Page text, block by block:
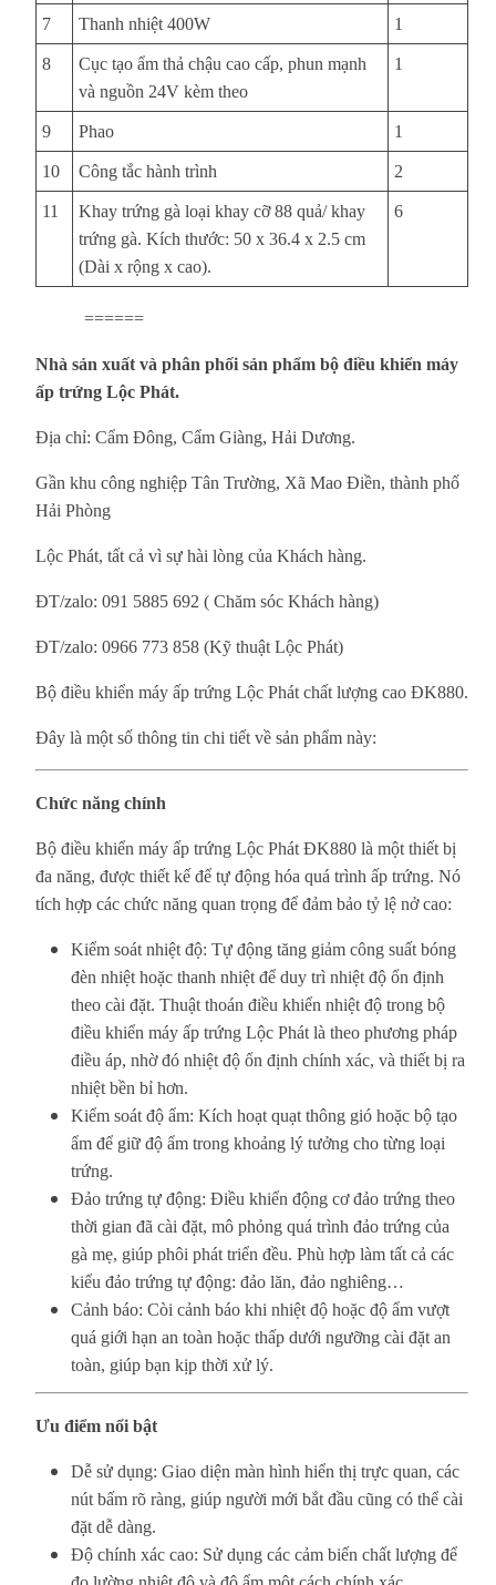
7 Thanh nhiệt 400W 1
8
Cục tạo ẩm thả chậu cao cấp, phun mạnh
và nguồn 24V kèm theo
1
9 Phao 1
10 Công tắc hành trình 2
11
Khay trứng gà loại khay cỡ 88 quả/ khay
trứng gà. Kích thước: 50 x 36.4 x 2.5 cm
(Dài x rộng x cao).
6
======
Nhà sản xuất và phân phối sản phẩm bộ điều khiển máy
ấp trứng Lộc Phát.
Địa chỉ: Cẩm Đông, Cẩm Giàng, Hải Dương.
Gần khu công nghiệp Tân Trường, Xã Mao Điền, thành phố
Hải Phòng
Lộc Phát, tất cả vì sự hài lòng của Khách hàng.
ĐT/zalo: 091 5885 692 ( Chăm sóc Khách hàng)
ĐT/zalo: 0966 773 858 (Kỹ thuật Lộc Phát)
Bộ điều khiển máy ấp trứng Lộc Phát chất lượng cao ĐK880.
Đây là một số thông tin chi tiết về sản phẩm này:
Chức năng chính
Bộ điều khiển máy ấp trứng Lộc Phát ĐK880 là một thiết bị
đa năng, được thiết kế để tự động hóa quá trình ấp trứng. Nó
tích hợp các chức năng quan trọng để đảm bảo tỷ lệ nở cao:
Kiểm soát nhiệt độ: Tự động tăng giảm công suất bóng
đèn nhiệt hoặc thanh nhiệt để duy trì nhiệt độ ổn định
theo cài đặt. Thuật thoán điều khiển nhiệt độ trong bộ
điều khiển máy ấp trứng Lộc Phát là theo phương pháp
điều áp, nhờ đó nhiệt độ ổn định chính xác, và thiết bị ra
nhiệt bền bỉ hơn.
Kiểm soát độ ẩm: Kích hoạt quạt thông gió hoặc bộ tạo
ẩm để giữ độ ẩm trong khoảng lý tưởng cho từng loại
trứng.
Đảo trứng tự động: Điều khiển động cơ đảo trứng theo
thời gian đã cài đặt, mô phỏng quá trình đảo trứng của
gà mẹ, giúp phôi phát triển đều. Phù hợp làm tất cả các
kiểu đảo trứng tự động: đảo lăn, đảo nghiêng…
Cảnh báo: Còi cảnh báo khi nhiệt độ hoặc độ ẩm vượt
quá giới hạn an toàn hoặc thấp dưới ngưỡng cài đặt an
toàn, giúp bạn kịp thời xử lý.
Ưu điểm nổi bật
Dễ sử dụng: Giao diện màn hình hiển thị trực quan, các
nút bấm rõ ràng, giúp người mới bắt đầu cũng có thể cài
đặt dễ dàng.
Độ chính xác cao: Sử dụng các cảm biến chất lượng để